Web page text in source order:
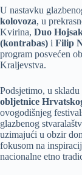
U nastavku
kolovoza, u
Kvirina, Duo
(kontrabas) i Filip
program posvećen
Kraljevstva.
Podsjetimo, u skladu
obljetnice
ovogodišnjeg
glazbenog
uzimajući u obzir
fokusom na
nacionalne etno